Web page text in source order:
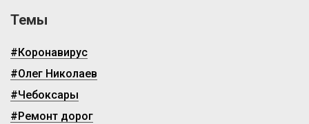
Темы
#Коронавирус
#Олег Николаев
#Чебоксары
#Ремонт дорог